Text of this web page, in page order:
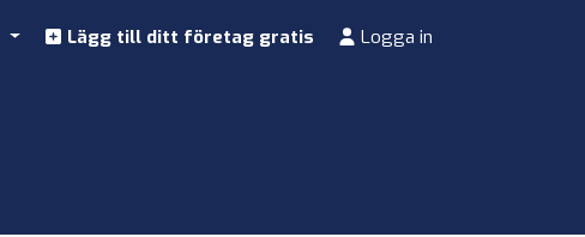
Lägg till ditt företag gratis Logga in